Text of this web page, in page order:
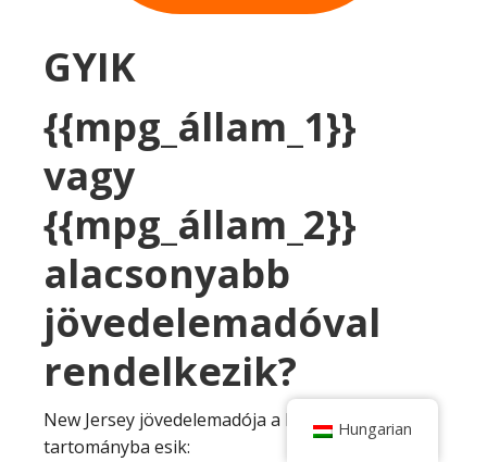
GYIK
{{mpg_állam_1}}
vagy
{{mpg_állam_2}}
alacsonyabb
jövedelemadóval
rendelkezik?
New Jersey jövedelemadója a következő
tartományba esik:
Hungarian